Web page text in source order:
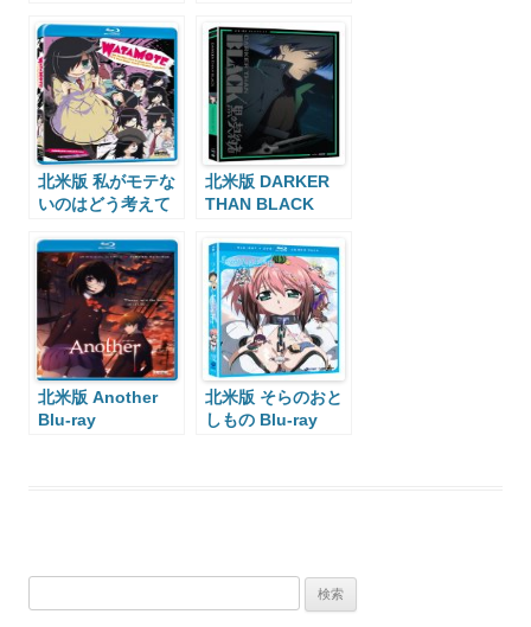
北米版 私がモテな
いのはどう考えて
Blu-ray DVD
北米版 DARKER
THAN BLACK
北米版 Another
Blu-ray
北米版 そらのおと
しもの Blu-ray